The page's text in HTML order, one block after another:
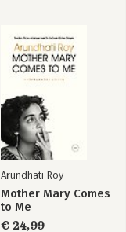
Arundhati Roy
Mother Mary Comes
to Me
€ 24,99